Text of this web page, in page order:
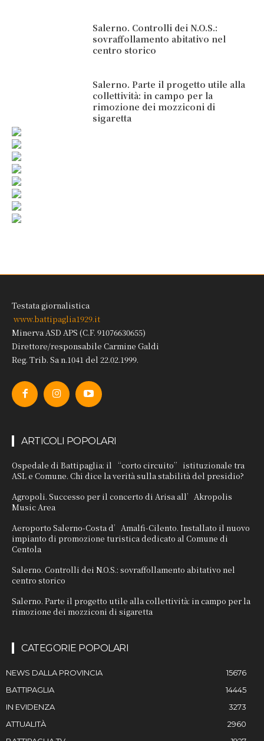
Salerno. Controlli dei N.O.S.:
sovraffollamento abitativo nel
centro storico
Salerno. Parte il progetto utile alla
collettività: in campo per la
rimozione dei mozziconi di
sigaretta
Testata giornalistica
www.battipaglia1929.it
Minerva ASD APS (C.F. 91076630655)
Direttore/responsabile Carmine Galdi
Reg. Trib. Sa n.1041 del 22.02.1999.
ARTICOLI POPOLARI
Ospedale di Battipaglia: il “corto circuito” istituzionale tra
ASL e Comune. Chi dice la verità sulla stabilità del presidio?
Agropoli. Successo per il concerto di Arisa all’Akropolis
Music Area
Aeroporto Salerno-Costa d’Amalfi-Cilento. Installato il nuovo
impianto di promozione turistica dedicato al Comune di
Centola
Salerno. Controlli dei N.O.S.: sovraffollamento abitativo nel
centro storico
Salerno. Parte il progetto utile alla collettività: in campo per la
rimozione dei mozziconi di sigaretta
CATEGORIE POPOLARI
NEWS DALLA PROVINCIA
15676
BATTIPAGLIA
14445
IN EVIDENZA
3273
ATTUALITÀ
2960